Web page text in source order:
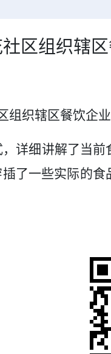
区组织辖
组织辖区餐饮企
详细讲解了当
了一些实际的